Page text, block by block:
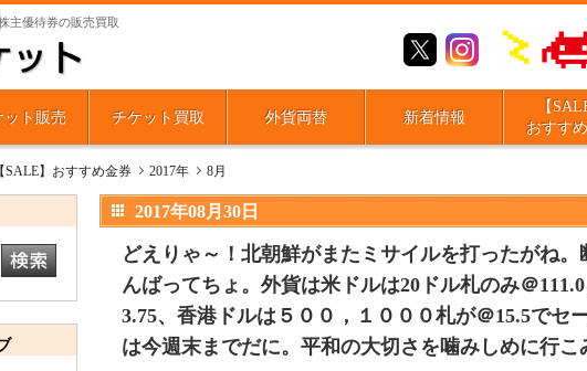
主優待券の販売買取
ット販売 チケット買取 外貨両替 新着情報
【
おすす
【SALE】おすすめ金券 2017年 8月
2017年08月30日
どえりゃ～！北朝鮮がまたミサイルを打ったがね
んばってちょ。外貨は米ドルは20ドル札のみ＠
3.75、香港ドルは５００，１０００札が＠15.5でセ
は今週末までだに。平和の大切さを噛みしめに行こ